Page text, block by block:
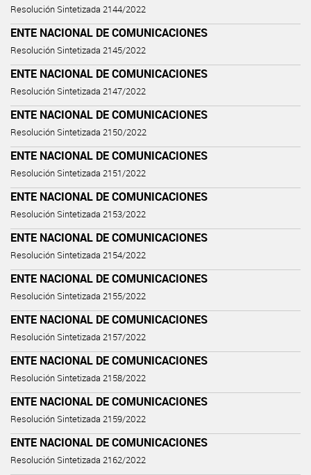
Resolución Sintetizada 2144/2022
ENTE NACIONAL DE COMUNICACIONES
Resolución Sintetizada 2145/2022
ENTE NACIONAL DE COMUNICACIONES
Resolución Sintetizada 2147/2022
ENTE NACIONAL DE COMUNICACIONES
Resolución Sintetizada 2150/2022
ENTE NACIONAL DE COMUNICACIONES
Resolución Sintetizada 2151/2022
ENTE NACIONAL DE COMUNICACIONES
Resolución Sintetizada 2153/2022
ENTE NACIONAL DE COMUNICACIONES
Resolución Sintetizada 2154/2022
ENTE NACIONAL DE COMUNICACIONES
Resolución Sintetizada 2155/2022
ENTE NACIONAL DE COMUNICACIONES
Resolución Sintetizada 2157/2022
ENTE NACIONAL DE COMUNICACIONES
Resolución Sintetizada 2158/2022
ENTE NACIONAL DE COMUNICACIONES
Resolución Sintetizada 2159/2022
ENTE NACIONAL DE COMUNICACIONES
Resolución Sintetizada 2162/2022